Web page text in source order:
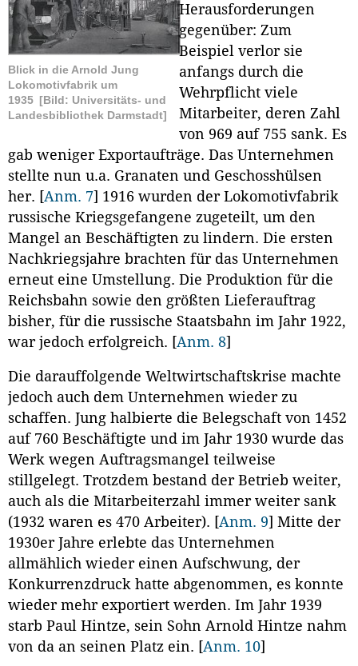
Blick in die Arnold Jung
Lokomotivfabrik um
1935 [Bild: Universitäts- und
Landesbibliothek Darmstadt]
Herausforderungen
gegenüber: Zum
Beispiel verlor sie
anfangs durch die
Wehrpflicht viele
Mitarbeiter, deren Zahl
von 969 auf 755 sank. Es
gab weniger Exportaufträge. Das Unternehmen
stellte nun u.a. Granaten und Geschosshülsen
her. [Anm. 7] 1916 wurden der Lokomotivfabrik
russische Kriegsgefangene zugeteilt, um den
Mangel an Beschäftigten zu lindern. Die ersten
Nachkriegsjahre brachten für das Unternehmen
erneut eine Umstellung. Die Produktion für die
Reichsbahn sowie den größten Lieferauftrag
bisher, für die russische Staatsbahn im Jahr 1922,
war jedoch erfolgreich. [Anm. 8]
Die darauffolgende Weltwirtschaftskrise machte
jedoch auch dem Unternehmen wieder zu
schaffen. Jung halbierte die Belegschaft von 1452
auf 760 Beschäftigte und im Jahr 1930 wurde das
Werk wegen Auftragsmangel teilweise
stillgelegt. Trotzdem bestand der Betrieb weiter,
auch als die Mitarbeiterzahl immer weiter sank
(1932 waren es 470 Arbeiter). [Anm. 9] Mitte der
1930er Jahre erlebte das Unternehmen
allmählich wieder einen Aufschwung, der
Konkurrenzdruck hatte abgenommen, es konnte
wieder mehr exportiert werden. Im Jahr 1939
starb Paul Hintze, sein Sohn Arnold Hintze nahm
von da an seinen Platz ein. [Anm. 10]